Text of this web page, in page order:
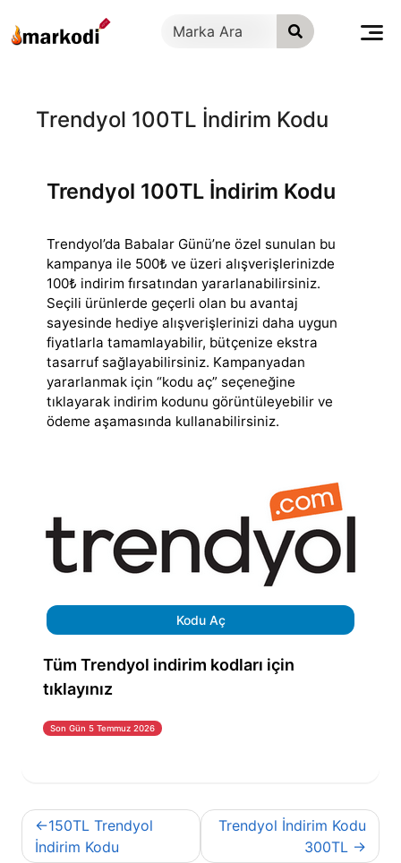
geç
Trendyol 100TL İndirim Kodu
Trendyol 100TL İndirim Kodu
Trendyol’da Babalar Günü’ne özel sunulan bu
kampanya ile 500₺ ve üzeri alışverişlerinizde
100₺ indirim fırsatından yararlanabilirsiniz.
Seçili ürünlerde geçerli olan bu avantaj
sayesinde hediye alışverişlerinizi daha uygun
fiyatlarla tamamlayabilir, bütçenize ekstra
tasarruf sağlayabilirsiniz. Kampanyadan
yararlanmak için “kodu aç” seçeneğine
tıklayarak indirim kodunu görüntüleyebilir ve
ödeme aşamasında kullanabilirsiniz.
Kodu Aç
Tüm Trendyol indirim kodları için
tıklayınız
Son Gün 5 Temmuz 2026
Yazı
gezinmesi
150TL Trendyol
İndirim Kodu
Trendyol İndirim Kodu
300TL